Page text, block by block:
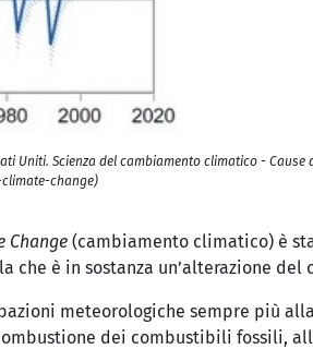
Uniti. Scienza del cambiamento climatico - Cause
change)
Change (cambiamento climatico) è
è in sostanza un’alterazione del
meteorologiche sempre più
dei combustibili fossili,